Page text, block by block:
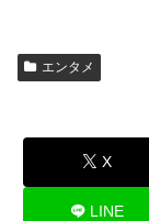
エンタメ
X
LINE